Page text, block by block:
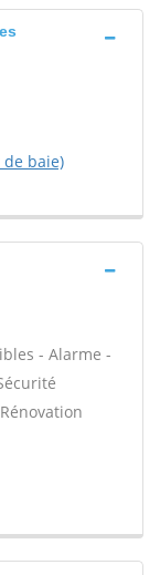
baie)
- Alarme -